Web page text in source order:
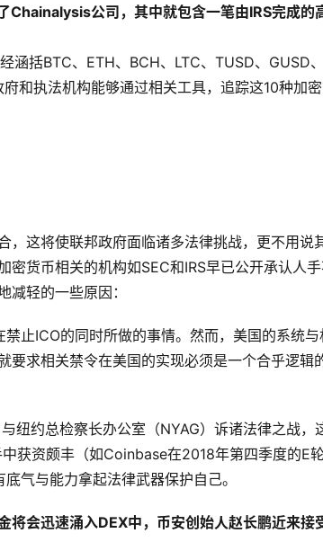
公司，其中就包含一笔由IRS完成的
括BTC、ETH、BCH、LTC、TUSD、GUSD、
和执法机构能够通过相关工具，追踪这10种加
，这将使联邦政府面临诸多法律挑战，更不用说
货币相关的机构如SEC和IRS早已公开承认人
轻的一些原因：
止ICO的同时所做的事情。然而，美国的系统与
要求相关禁令在美国的实现必须是一个合乎逻辑
纽约总检察长办公室（NYAG）诉诸法律之战，
获资颇丰（如Coinbase在2018年第四季度的E
气与能力拿起法律武器保护自己。
将会迅速涌入DEX中，币安创始人赵长鹏近来接